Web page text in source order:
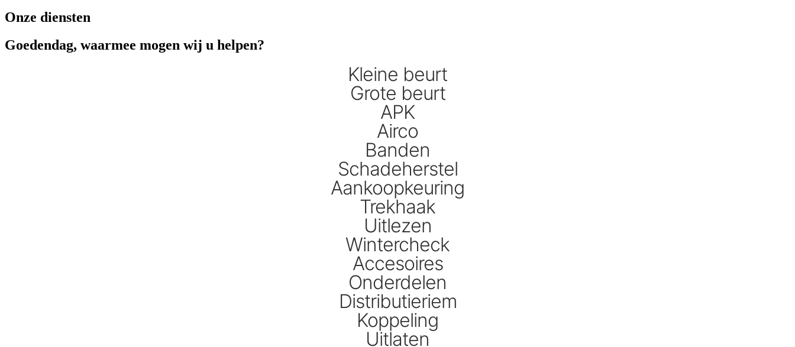
Onze diensten
Goedendag, waarmee mogen wij u helpen?
Kleine beurt
Grote beurt
APK
Airco
Banden
Schadeherstel
Aankoopkeuring
Trekhaak
Uitlezen
Wintercheck
Accesoires
Onderdelen
Distributieriem
Koppeling
Uitlaten